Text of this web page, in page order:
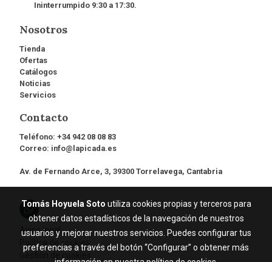
Ininterrumpido 9:30 a 17:30.
Nosotros
Tienda
Ofertas
Catálogos
Noticias
Servicios
Contacto
Teléfono: +34 942 08 08 83
Correo: info@lapicada.es
Av. de Fernando Arce, 3, 39300 Torrelavega, Cantabria
Aviso legal
Política de cookies
Gestión de cookies
Tomás Hoyuela Soto utiliza cookies propias y terceros para
obtener datos estadísticos de la navegación de nuestros
usuarios y mejorar nuestros servicios. Puedes configurar tus
preferencias a través del botón “Configurar” o obtener más